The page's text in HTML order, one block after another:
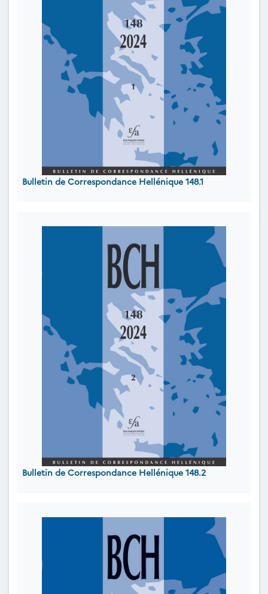
Bulletin de Correspondance Hellénique 148.1
Bulletin de Correspondance Hellénique 148.2